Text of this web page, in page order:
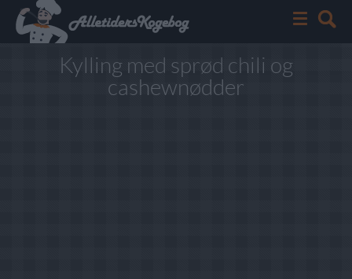
Kylling med sprød chili og
cashewnødder